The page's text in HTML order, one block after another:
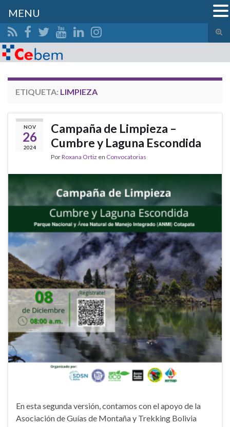
el
Search for:
ETIQUETA: LIMPIEZA
NOV
26
2024
Campaña de Limpieza –
Cumbre y Laguna Escondida
PorRoxana Ortiz en Convocatorias
En esta segunda versión, contamos con el apoyo de la
Asociación de Guías de Montaña y Trekking Bolivia
MENU